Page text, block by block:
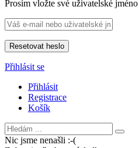
Prosím vložte své uživatelské
Přihlásit se
Přihlásit
Registrace
Košík
Nic jsme nenašli :-(